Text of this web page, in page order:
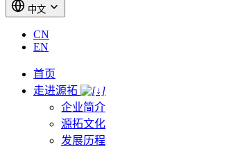
中文
CN
EN
首页
走进源拓
企业简介
源拓文化
发展历程